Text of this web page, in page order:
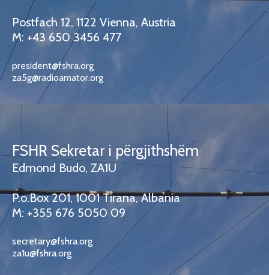
Postfach 12, 1122 Vienna, Austria
M: +43 650 3456 477
president@fshra.org
za5g@radioamator.org
FSHR Sekretar i përgjithshëm
Edmond Budo, ZA1U
P.o.Box 201, 1001 Tirana, Albania
M: +355 676 5050 09
secretary@fshra.org
za1u@fshra.org